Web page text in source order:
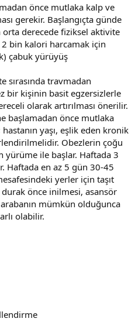
önce mutlaka kalp ve
gerekir. Başlangıçta günde
derecede fiziksel aktivite
bin kalori harcamak için
çabuk yürüyüş
sırasında travmadan
bir kişinin basit egzersizlerle
olarak artırılması önerilir.
başlamadan önce mutlaka
yaşı, eşlik eden kronik
Obezlerin çoğu
ile başlar. Haftada 3
Haftada en az 5 gün 30-45
yerler için taşıt
önce inilmesi, asansör
mümkün olduğunca
olabilir.